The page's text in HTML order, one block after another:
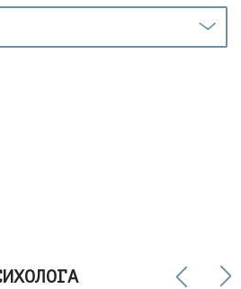
Отношения/
Уважение/